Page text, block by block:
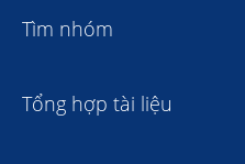
Tìm nhóm
Tổng hợp tài liệu